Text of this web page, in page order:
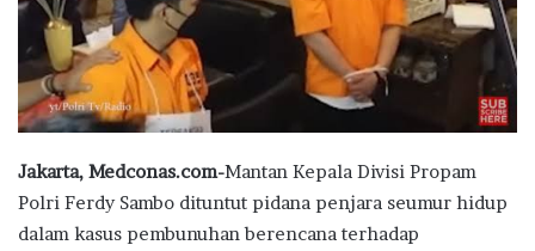
Jakarta, Medconas.com-Mantan Kepala Divisi Propam
Polri Ferdy Sambo dituntut pidana penjara seumur hidup
dalam kasus pembunuhan berencana terhadap